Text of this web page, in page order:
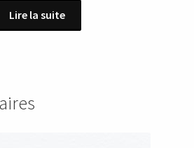
Lire la suite